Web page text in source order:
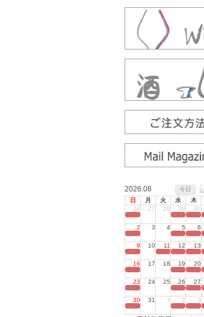
2026.08
今日
日
月 火 水 木
26
27 28 29 30
2 3 4 5 6
9 10 11 12 13
16 17 18 19 20
23 24 25 26 27
30 31 1 2 3